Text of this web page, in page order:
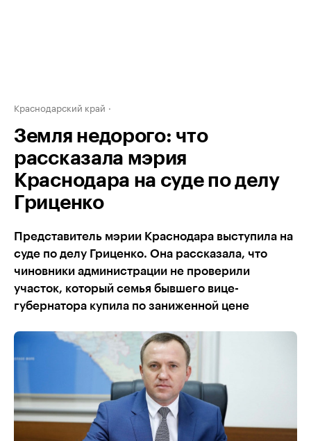
Краснодарский край
Земля недорого: что
рассказала мэрия
Краснодара на суде по делу
Гриценко
Представитель мэрии Краснодара выступила на
суде по делу Гриценко. Она рассказала, что
чиновники администрации не проверили
участок, который семья бывшего вице-
губернатора купила по заниженной цене